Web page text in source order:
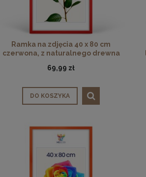
Ramka na zdjęcia 40 x 80 cm
czerwona, z naturalnego drewna
69,99 zł
DO KOSZYKA